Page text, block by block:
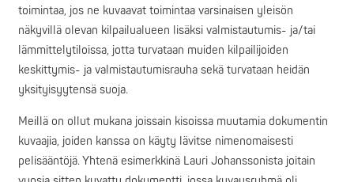
toimintaa, jos ne kuvaavat toimintaa varsinaisen yleisön
näkyvillä olevan kilpailualueen lisäksi valmistautumis- ja/tai
lämmittelytiloissa, jotta turvataan muiden kilpailijoiden
keskittymis- ja valmistautumisrauha sekä turvataan heidän
yksityisyytensä suoja.
Meillä on ollut mukana joissain kisoissa muutamia dokumentin
kuvaajia, joiden kanssa on käyty lävitse nimenomaisesti
pelisääntöjä. Yhtenä esimerkkinä Lauri Johanssonista joitain